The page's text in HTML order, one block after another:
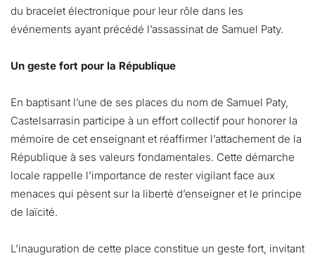
du bracelet électronique pour leur rôle dans les
événements ayant précédé l’assassinat de Samuel Paty.
Un geste fort pour la République
En baptisant l’une de ses places du nom de Samuel Paty,
Castelsarrasin participe à un effort collectif pour honorer la
mémoire de cet enseignant et réaffirmer l’attachement de la
République à ses valeurs fondamentales. Cette démarche
locale rappelle l’importance de rester vigilant face aux
menaces qui pèsent sur la liberté d’enseigner et le principe
de laïcité.
L’inauguration de cette place constitue un geste fort, invitant